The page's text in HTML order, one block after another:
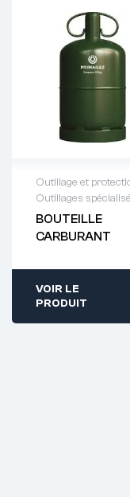
Outillage et
Outillages spécialisé
BOUTEILLE
CARBURANT
devis : 01 64 88
93 38
VOIR LE
PRODUIT